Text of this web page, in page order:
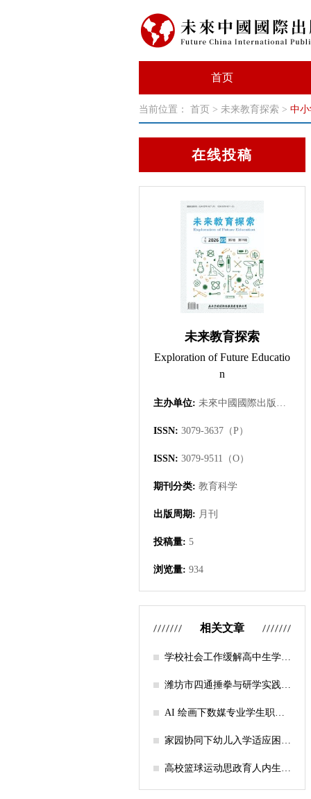
首页
当前位置： 首页 > 未来教育探索 > 中
在线投稿
未来教育探索
Exploration of Future Educatio
n
主办单位: 未來中國國際出版集團有限公司
ISSN: 3079-3637（P）
ISSN: 3079-9511（O）
期刊分类: 教育科学
出版周期: 月刊
投稿量: 5
浏览量: 934
相关文章
学校社会工作缓解高中生学习
课堂”为介入载体
潍坊市四通捶拳与研学实践教
AI 绘画下数媒专业学生职业
家园协同下幼儿入学适应困难
高校篮球运动思政育人内生逻